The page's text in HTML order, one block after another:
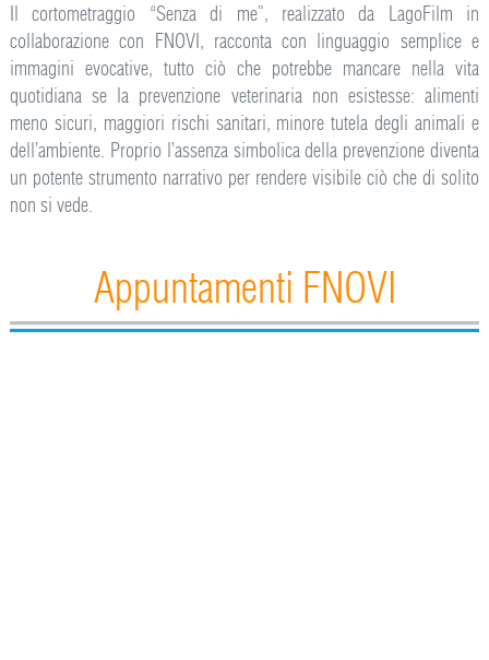
Il cortometraggio “Senza di me”, realizzato da LagoFilm in
collaborazione con FNOVI, racconta con linguaggio semplice e
immagini evocative, tutto ciò che potrebbe mancare nella vita
quotidiana se la prevenzione veterinaria non esistesse: alimenti
meno sicuri, maggiori rischi sanitari, minore tutela degli animali e
dell’ambiente. Proprio l’assenza simbolica della prevenzione diventa
un potente strumento narrativo per rendere visibile ciò che di solito
non si vede.
Appuntamenti FNOVI